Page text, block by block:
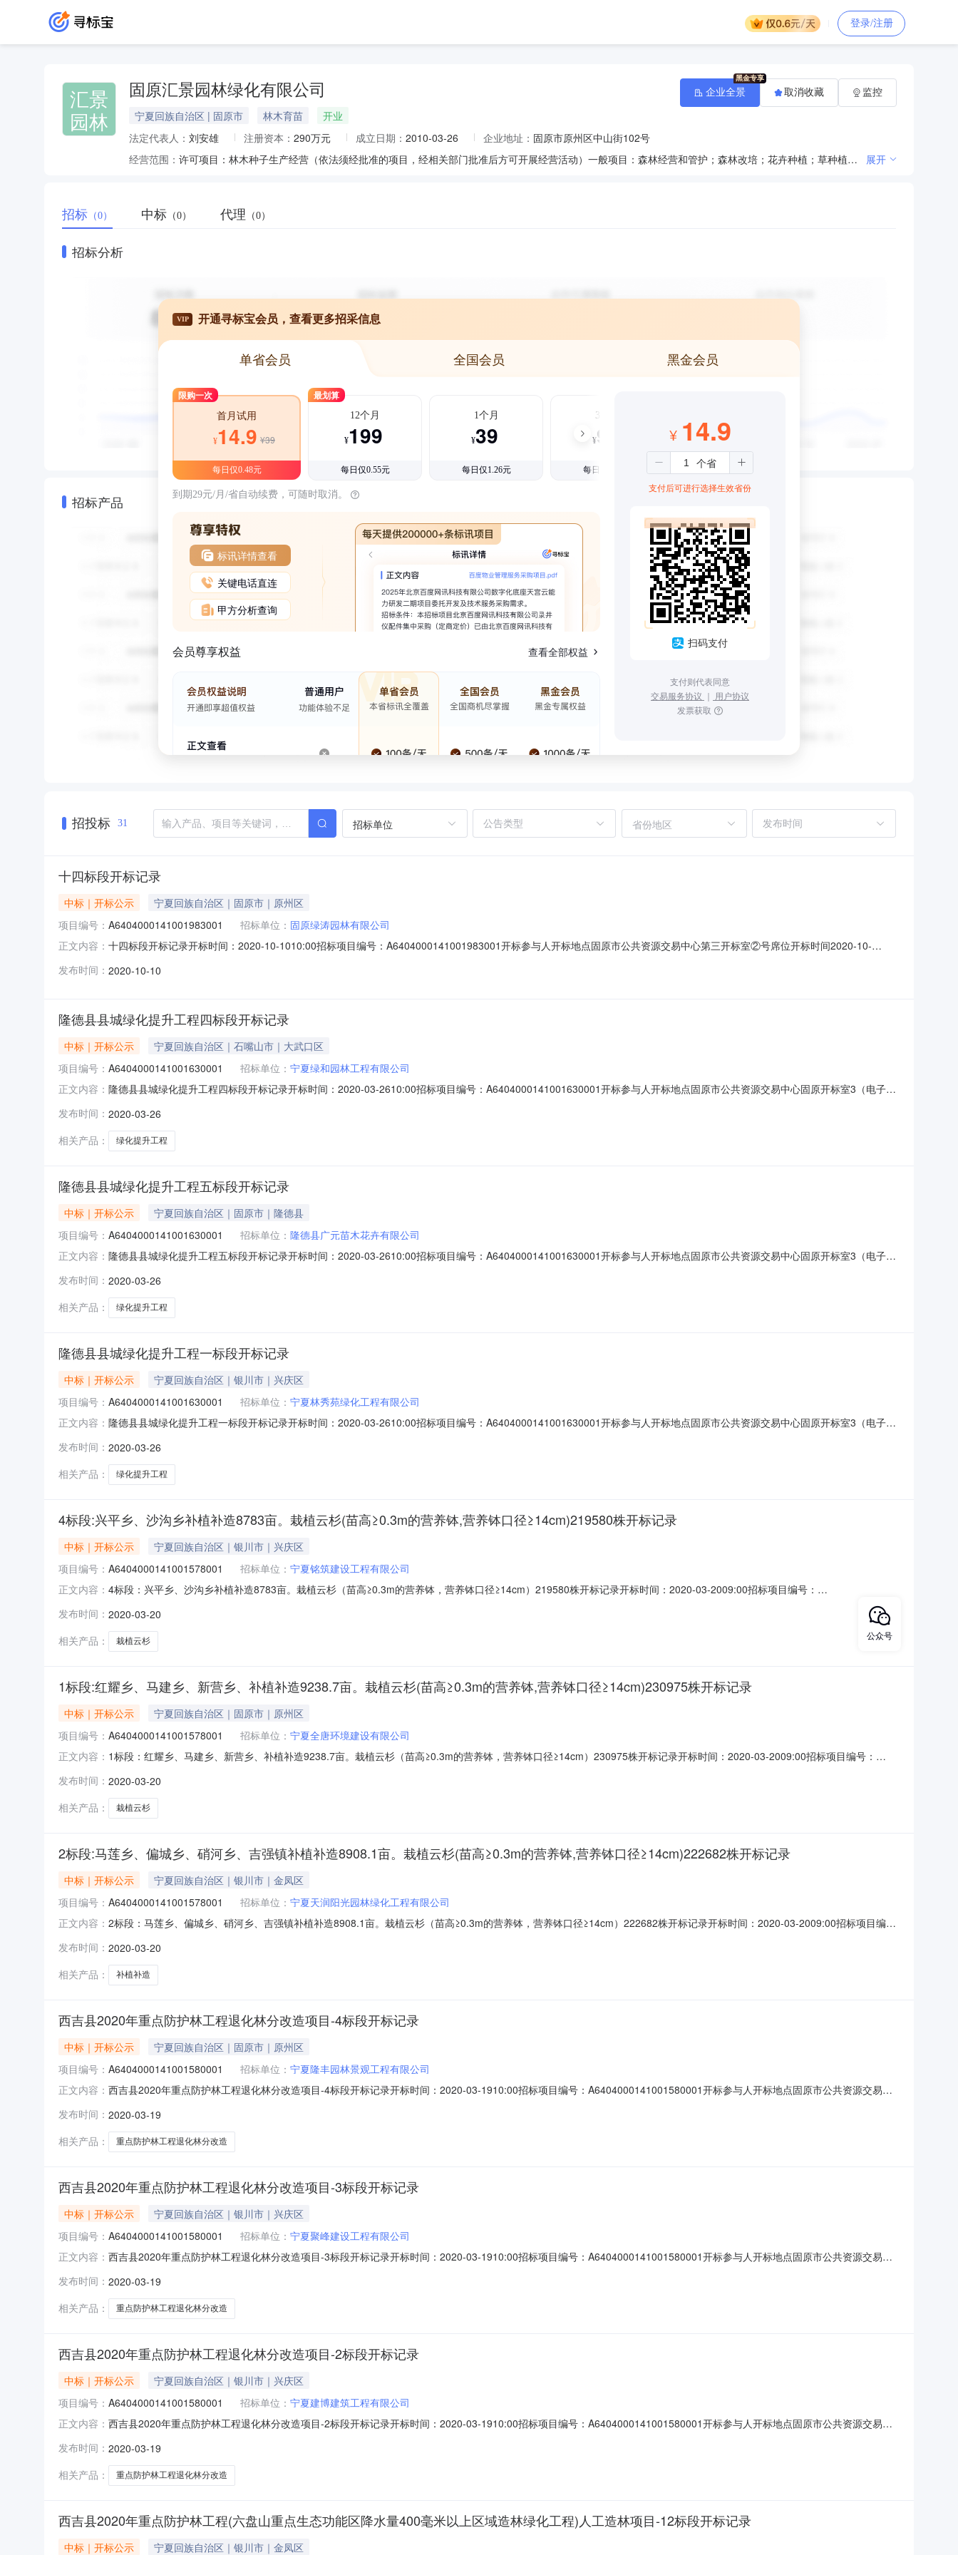
登录/注册
汇景
园林
固原汇景园林绿化有限公司
宁夏回族自治区 | 固原市 林木育苗
开业
法定代表人： 刘安雄 注册资本： 290万元 成立日期： 2010-03-26 企业地址： 固原市原州区中山街102号
经营范围：
许可项目：林木种子生产经营（依法须经批准的项目，经相关部门批准后方可开展经营活动）一般项目：森林经营和管护；森林改培；花卉种植；草种植；树木种植经营；礼品花卉销售（除许可业务外，可自主依法经营法律法规非禁止或限制的项目） 展开
企业全景 取消收藏 监控
招标 （0） 中标 （0） 代理 （0）
招标分析
招标产品
VIP 开通寻标宝会员，查看更多招采信息
单省会员 全国会员 黑金会员
限购一次
首月试用
¥14.9 ¥39
每日仅0.48元
最划算
12个月
¥199
每日仅0.55元
1个月
¥39
每日仅1.26元
3个月
¥99
每日仅1.08元
到期29元/月/省自动续费，可随时取消。
标讯详情查看
关键电话直连
甲方分析查询
会员尊享权益 查看全部权益
¥ 14.9
支付后可进行选择生效省份
扫码支付
支付则代表同意
交易服务协议 ｜ 用户协议
发票获取
招投标 31 招标单位 省份地区
十四标段开标记录
中标｜开标公示
宁夏回族自治区｜固原市｜原州区
项目编号： A6404000141001983001 招标单位： 固原绿涛园林有限公司
正文内容： 十四标段开标记录开标时间：2020-10-1010:00招标项目编号：A6404000141001983001开标参与人开标地点固原市公共资源交易中心第三开标室②号席位开标时间2020-10-
期:200日历天日历天;投标人名称:宁夏基垒建设工程有限公司;报价:2292706.5元/%/单价;工期:200日历天日历
发布时间： 2020-10-10
隆德县县城绿化提升工程四标段开标记录
中标｜开标公示
宁夏回族自治区｜石嘴山市｜大武口区
项目编号： A6404000141001630001 招标单位： 宁夏绿和园林工程有限公司
正文内容： 隆德县县城绿化提升工程四标段开标记录开标时间：2020-03-2610:00招标项目编号：A6404000141001630001开标参与人开标地点固原市公共资源交易中心固原开标室3（电子
天;投标人名称:宁夏北方建安建设工程有限公司;报价:元/%/单价;工期:日历天;投标人名称:宁夏德森建设工程有限公司;报价:0元/%/单价
发布时间： 2020-03-26
相关产品：
绿化提升工程
隆德县县城绿化提升工程五标段开标记录
中标｜开标公示
宁夏回族自治区｜固原市｜隆德县
项目编号： A6404000141001630001 招标单位： 隆德县广元苗木花卉有限公司
正文内容： 隆德县县城绿化提升工程五标段开标记录开标时间：2020-03-2610:00招标项目编号：A6404000141001630001开标参与人开标地点固原市公共资源交易中心固原开标室3（电子
标人名称:宁夏嘉仁建设工程有限公司;报价:元/%/单价;工期:日历天;投标人名称:宁夏新宇建设工程有限公司;报价:元/%/单价;工期:日
发布时间： 2020-03-26
相关产品：
绿化提升工程
隆德县县城绿化提升工程一标段开标记录
中标｜开标公示
宁夏回族自治区｜银川市｜兴庆区
项目编号： A6404000141001630001 招标单位： 宁夏林秀苑绿化工程有限公司
正文内容： 隆德县县城绿化提升工程一标段开标记录开标时间：2020-03-2610:00招标项目编号：A6404000141001630001开标参与人开标地点固原市公共资源交易中心固原开标室3（电子
工期:日历天;投标人名称:宁夏达源建设工程有限责任公司;报价:元/%/单价;工期:日历天;投标人名称:宁夏鹏特吉瑞建设有限公司;报价:元/%
发布时间： 2020-03-26
相关产品：
绿化提升工程
4标段:兴平乡、沙沟乡补植补造8783亩。栽植云杉(苗高≥0.3m的营养钵,营养钵口径≥14cm)219580株开标记录
中标｜开标公示
宁夏回族自治区｜银川市｜兴庆区
项目编号： A6404000141001578001 招标单位： 宁夏铭筑建设工程有限公司
正文内容： 4标段：兴平乡、沙沟乡补植补造8783亩。栽植云杉（苗高≥0.3m的营养钵，营养钵口径≥14cm）219580株开标记录开标时间：2020-03-2009:00招标项目编号：
A6404000141001578001开标参与人开标地点固原市公共资源交易中心固原开标室2（电子开）开标时间2020-03-2009:00开标记录内容投标人名称:宁夏铭筑建设工程有限公司;报
价:元/%/单价;工期:日历天;投标人名称:宁夏天润阳光园林绿化工程有限公司;报价:元/%/单价;工期:日历天;投标人名称:宁夏瑞力建设工程有限公司;报价
发布时间： 2020-03-20
相关产品：
栽植云杉
1标段:红耀乡、马建乡、新营乡、补植补造9238.7亩。栽植云杉(苗高≥0.3m的营养钵,营养钵口径≥14cm)230975株开标记录
中标｜开标公示
宁夏回族自治区｜固原市｜原州区
项目编号： A6404000141001578001 招标单位： 宁夏全唐环境建设有限公司
正文内容： 1标段：红耀乡、马建乡、新营乡、补植补造9238.7亩。栽植云杉（苗高≥0.3m的营养钵，营养钵口径≥14cm）230975株开标记录开标时间：2020-03-2009:00招标项目编号：
价:元/%/单价;工期:日历天;投标人名称:宁夏煜翔建设发展有限公司;报价:元/%/单价;工期:日历天;投标人名称:宝康市政园林发展有限公司
发布时间： 2020-03-20
相关产品：
栽植云杉
2标段:马莲乡、偏城乡、硝河乡、吉强镇补植补造8908.1亩。栽植云杉(苗高≥0.3m的营养钵,营养钵口径≥14cm)222682株开标记录
中标｜开标公示
宁夏回族自治区｜银川市｜金凤区
项目编号： A6404000141001578001 招标单位： 宁夏天润阳光园林绿化工程有限公司
正文内容： 2标段：马莲乡、偏城乡、硝河乡、吉强镇补植补造8908.1亩。栽植云杉（苗高≥0.3m的营养钵，营养钵口径≥14cm）222682株开标记录开标时间：2020-03-2009:00招标项目编
有限公司;报价:元/%/单价;工期:日历天;投标人名称:宁夏恒泰建筑工程有限公司;报价:元/%/单价;工期:日历天;投标人名称:宁夏桦辰丽
发布时间： 2020-03-20
相关产品：
补植补造
西吉县2020年重点防护林工程退化林分改造项目-4标段开标记录
中标｜开标公示
宁夏回族自治区｜固原市｜原州区
项目编号： A6404000141001580001 招标单位： 宁夏隆丰园林景观工程有限公司
正文内容： 西吉县2020年重点防护林工程退化林分改造项目-4标段开标记录开标时间：2020-03-1910:00招标项目编号：A6404000141001580001开标参与人开标地点固原市公共资源交易中
公司;报价:元/%/单价;工期:日历天;投标人名称:宁夏恒鸿园林建设有限公司;报价:元/%/单价;工期:日历天;投标人名称:宁夏盛泽建设工程
发布时间： 2020-03-19
相关产品：
重点防护林工程退化林分改造
西吉县2020年重点防护林工程退化林分改造项目-3标段开标记录
中标｜开标公示
宁夏回族自治区｜银川市｜兴庆区
项目编号： A6404000141001580001 招标单位： 宁夏聚峰建设工程有限公司
正文内容： 西吉县2020年重点防护林工程退化林分改造项目-3标段开标记录开标时间：2020-03-1910:00招标项目编号：A6404000141001580001开标参与人开标地点固原市公共资源交易中
报价:元/%/单价;工期:日历天;投标人名称:宁夏中康建设集团有限公司;报价:元/%/单价;工期:日历天;投标人名称:宁夏田野建设有限公司
发布时间： 2020-03-19
相关产品：
重点防护林工程退化林分改造
西吉县2020年重点防护林工程退化林分改造项目-2标段开标记录
中标｜开标公示
宁夏回族自治区｜银川市｜兴庆区
项目编号： A6404000141001580001 招标单位： 宁夏建博建筑工程有限公司
正文内容： 西吉县2020年重点防护林工程退化林分改造项目-2标段开标记录开标时间：2020-03-1910:00招标项目编号：A6404000141001580001开标参与人开标地点固原市公共资源交易中
价:元/%/单价;工期:日历天;投标人名称:宁夏弘晟园林景观绿化有限公司;报价:元/%/单价;工期:日历天;投标人名称:宁夏桦辰丽景生态景观
发布时间： 2020-03-19
相关产品：
重点防护林工程退化林分改造
西吉县2020年重点防护林工程(六盘山重点生态功能区降水量400毫米以上区域造林绿化工程)人工造林项目-12标段开标记录
中标｜开标公示 宁夏回族自治区｜银川市｜金凤区
公众号